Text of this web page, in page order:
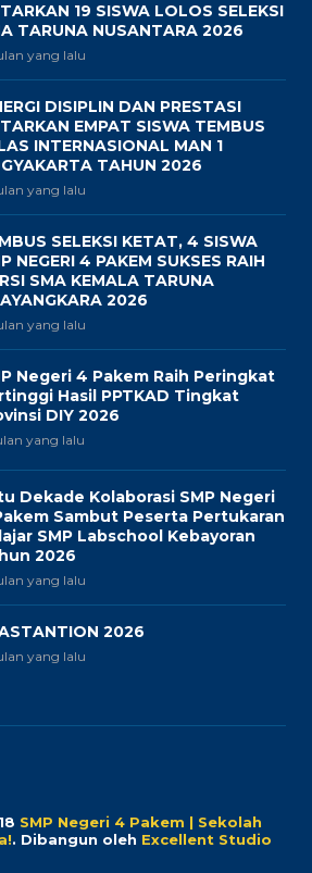
19 SISWA LOLOS SELEKSI
TARUNA NUSANTARA 2026
yang lalu
DISIPLIN DAN PRESTASI
EMPAT SISWA TEMBUS
INTERNASIONAL MAN 1
TAHUN 2026
yang lalu
SELEKSI KETAT, 4 SISWA
NEGERI 4 PAKEM SUKSES RAIH
SMA KEMALA TARUNA
2026
yang lalu
Negeri 4 Pakem Raih Peringkat
Hasil PPTKAD Tingkat
DIY 2026
yang lalu
Dekade Kolaborasi SMP Negeri
Sambut Peserta Pertukaran
SMP Labschool Kebayoran
2026
yang lalu
2026
yang lalu
SMP Negeri 4 Pakem | Sekolah
. Dibangun oleh Excellent Studio